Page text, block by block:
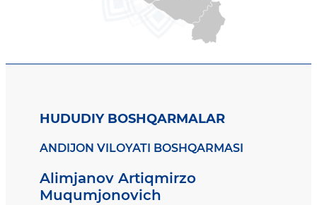
HUDUDIY BOSHQARMALAR
ANDIJON VILOYATI BOSHQARMASI
Alimjanov Artiqmirzo
Muqumjonovich